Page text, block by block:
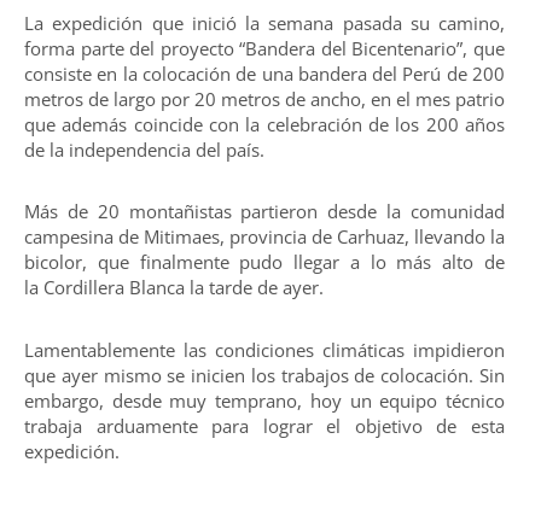
La expedición que inició la semana pasada su camino,
forma parte del proyecto “Bandera del Bicentenario”, que
consiste en la colocación de una bandera del Perú de 200
metros de largo por 20 metros de ancho, en el mes patrio
que además coincide con la celebración de los 200 años
de la independencia del país.
Más de 20 montañistas partieron desde la comunidad
campesina de Mitimaes, provincia de Carhuaz, llevando la
bicolor, que finalmente pudo llegar a lo más alto de
la Cordillera Blanca la tarde de ayer.
Lamentablemente las condiciones climáticas impidieron
que ayer mismo se inicien los trabajos de colocación. Sin
embargo, desde muy temprano, hoy un equipo técnico
trabaja arduamente para lograr el objetivo de esta
expedición.